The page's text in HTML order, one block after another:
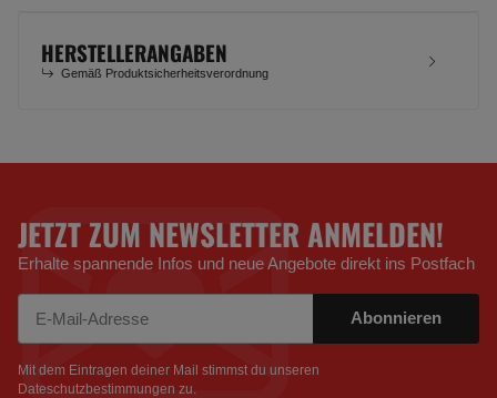
HERSTELLERANGABEN
Gemäß Produktsicherheitsverordnung
JETZT ZUM NEWSLETTER ANMELDEN!
Erhalte spannende Infos und neue Angebote direkt ins Postfach
Abonnieren
Mit dem Eintragen deiner Mail stimmst du unseren
Dateschutzbestimmungen zu.